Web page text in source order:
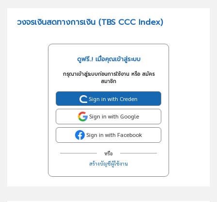
วงจรเงินสดทางการเงิน (TBS CCC Index)
ดูฟรี..! เมื่อคุณเข้าสู่ระบบ
กรุณาเข้าสู่ระบบก่อนการใช้งาน หรือ สมัคร
สมาชิก
Sign in with Creden
Sign in with Google
Sign in with Facebook
หรือ
สร้างบัญชีผู้ใช้งาน